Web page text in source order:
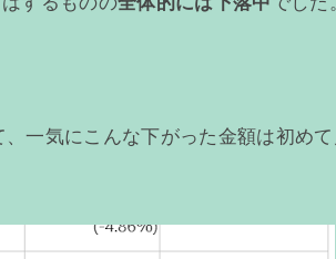
一気にこんな下がった金額は初めて